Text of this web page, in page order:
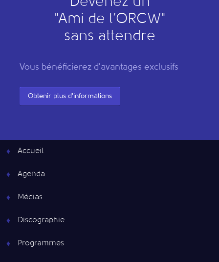
"Ami de l’ORCW"
sans attendre
Vous bénéficierez d'avantages exclusifs
Obtenir plus d'informations
Accueil
Agenda
Médias
Discographie
Programmes